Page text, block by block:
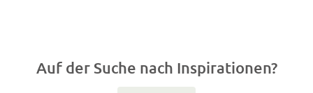
Auf der Suche nach Inspirationen?